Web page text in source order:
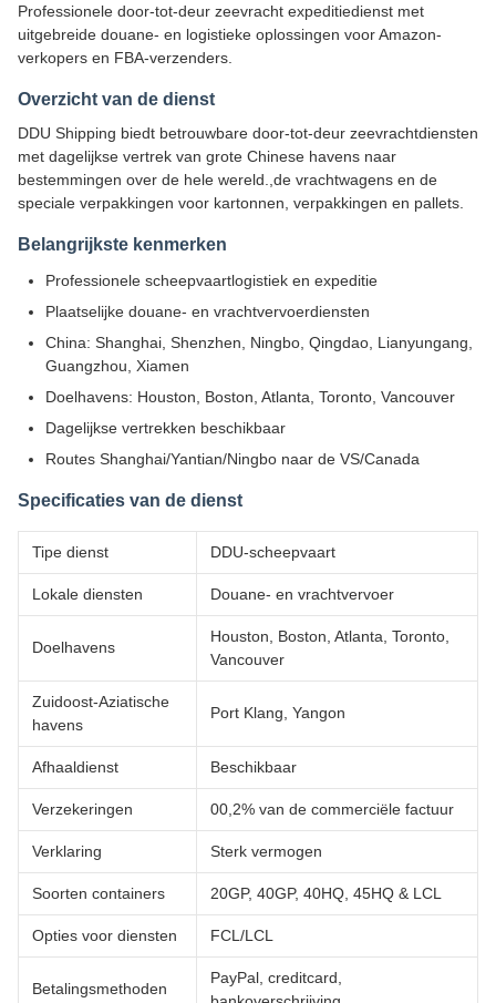
Professionele door-tot-deur zeevracht expeditiedienst met
uitgebreide douane- en logistieke oplossingen voor Amazon-
verkopers en FBA-verzenders.
Overzicht van de dienst
DDU Shipping biedt betrouwbare door-tot-deur zeevrachtdiensten
met dagelijkse vertrek van grote Chinese havens naar
bestemmingen over de hele wereld.,de vrachtwagens en de
speciale verpakkingen voor kartonnen, verpakkingen en pallets.
Belangrijkste kenmerken
Professionele scheepvaartlogistiek en expeditie
Plaatselijke douane- en vrachtvervoerdiensten
China: Shanghai, Shenzhen, Ningbo, Qingdao, Lianyungang,
Guangzhou, Xiamen
Doelhavens: Houston, Boston, Atlanta, Toronto, Vancouver
Dagelijkse vertrekken beschikbaar
Routes Shanghai/Yantian/Ningbo naar de VS/Canada
Specificaties van de dienst
Tipe dienst DDU-scheepvaart
Lokale diensten Douane- en vrachtvervoer
Doelhavens
Houston, Boston, Atlanta, Toronto,
Vancouver
Zuidoost-Aziatische
havens
Port Klang, Yangon
Afhaaldienst Beschikbaar
Verzekeringen 00,2% van de commerciële factuur
Verklaring Sterk vermogen
Soorten containers 20GP, 40GP, 40HQ, 45HQ & LCL
Opties voor diensten FCL/LCL
Betalingsmethoden
PayPal, creditcard,